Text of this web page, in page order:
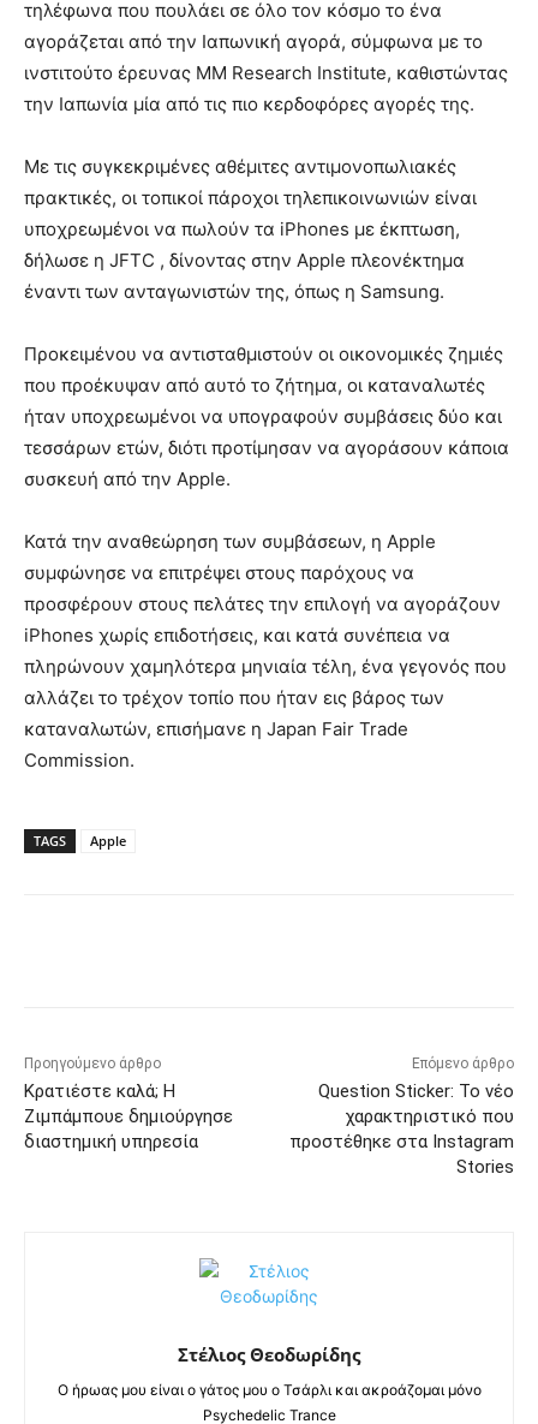
τηλέφωνα που πουλάει σε όλο τον κόσμο το ένα
αγοράζεται από την Ιαπωνική αγορά, σύμφωνα με το
ινστιτούτο έρευνας MM Research Institute, καθιστώντας
την Ιαπωνία μία από τις πιο κερδοφόρες αγορές της.
Με τις συγκεκριμένες αθέμιτες αντιμονοπωλιακές
πρακτικές, οι τοπικοί πάροχοι τηλεπικοινωνιών είναι
υποχρεωμένοι να πωλούν τα iPhones με έκπτωση,
δήλωσε η JFTC , δίνοντας στην Apple πλεονέκτημα
έναντι των ανταγωνιστών της, όπως η Samsung.
Προκειμένου να αντισταθμιστούν οι οικονομικές ζημιές
που προέκυψαν από αυτό το ζήτημα, οι καταναλωτές
ήταν υποχρεωμένοι να υπογραφούν συμβάσεις δύο και
τεσσάρων ετών, διότι προτίμησαν να αγοράσουν κάποια
συσκευή από την Apple.
Κατά την αναθεώρηση των συμβάσεων, η Apple
συμφώνησε να επιτρέψει στους παρόχους να
προσφέρουν στους πελάτες την επιλογή να αγοράζουν
iPhones χωρίς επιδοτήσεις, και κατά συνέπεια να
πληρώνουν χαμηλότερα μηνιαία τέλη, ένα γεγονός που
αλλάζει το τρέχον τοπίο που ήταν εις βάρος των
καταναλωτών, επισήμανε η Japan Fair Trade
Commission.
TAGS Apple
Προηγούμενο άρθρο
Κρατιέστε καλά; Η
Ζιμπάμπουε δημιούργησε
διαστημική υπηρεσία
Επόμενο άρθρο
Question Sticker: Το νέο
χαρακτηριστικό που
προστέθηκε στα Instagram
Stories
Στέλιος Θεοδωρίδης
Ο ήρωας μου είναι ο γάτος μου ο Τσάρλι και ακροάζομαι μόνο
Psychedelic Trance